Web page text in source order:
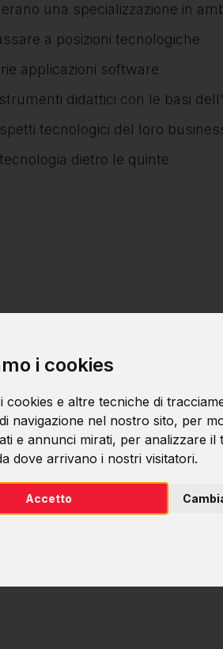
i cookies
cookies e altre tecniche di
navigazione nel nostro sito, per
e annunci mirati, per analizzare
dove arrivano i nostri visitatori.
Accetto
una specializzazione in
a posizioni tecnologiche
applicazioni software
didattici con le basi
tecnologici del loro
dietro le quinte